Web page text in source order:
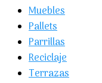
Muebles
Pallets
Parrillas
Reciclaje
Terrazas